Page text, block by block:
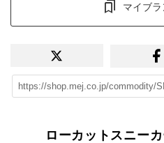
マイブ
ローカットスニー